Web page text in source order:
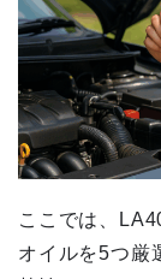
ここでは、
オイルを5つ厳